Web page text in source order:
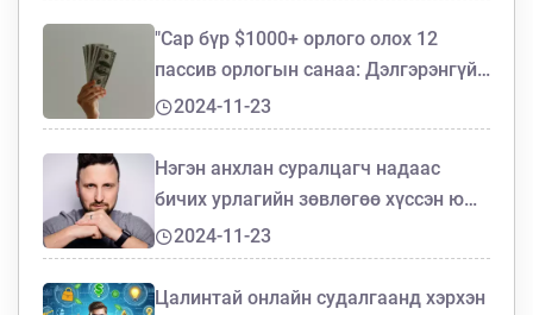
"Сар бүр $1000+ орлого олох 12
пассив орлогын санаа: Дэлгэрэнгүй
гарын авлага"
2024-11-23
Нэгэн анхлан суралцагч надаас
бичих урлагийн зөвлөгөө хүссэн юм.
Тэгээд би түүнд ийн хариулав.
2024-11-23
Цалинтай онлайн судалгаанд хэрхэн